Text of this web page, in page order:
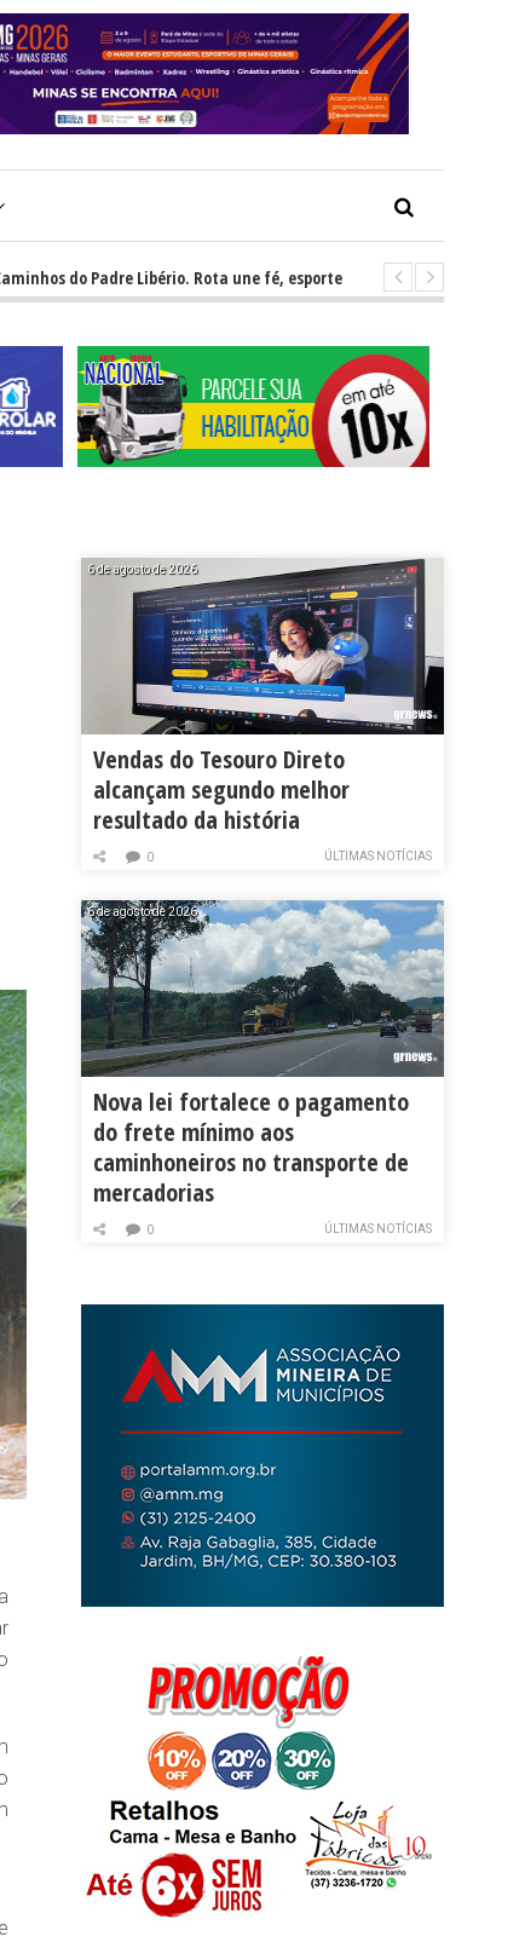
do Padre Libério. Rota une fé, esporte e desenvolvimento regional
6 de agosto de 2026
Vendas do Tesouro Direto
alcançam segundo melhor
resultado da história
ÚLTIMAS NOTÍCIAS
0
6 de agosto de 2026
Nova lei fortalece o pagamento
do frete mínimo aos
caminhoneiros no transporte de
mercadorias
ÚLTIMAS NOTÍCIAS
0